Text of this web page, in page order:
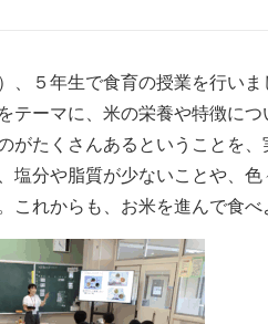
、５年生で食育の授業を行い
テーマに、米の栄養や特徴に
がたくさんあるということを
塩分や脂質が少ないことや、
これからも、お米を進んで食